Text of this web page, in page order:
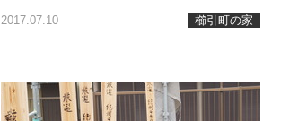
2017.07.10 櫛引町の家